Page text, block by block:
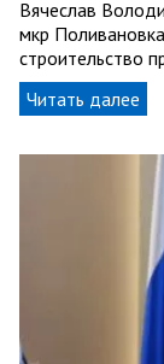
Вячеслав
мкр
строительство
Читать далее